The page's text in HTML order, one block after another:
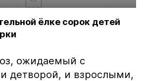
ёлке сорок детей
ожидаемый с
детворой, и взрослыми,